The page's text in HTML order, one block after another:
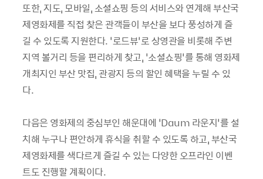
또한, 지도, 모바일, 소셜쇼핑 등의 서비스와 연계해 부산국
제영화제를 직접 찾은 관객들이 부산을 보다 풍성하게 즐
길 수 있도록 지원한다. ‘로드뷰’로 상영관을 비롯해 주변
지역 볼거리 등을 편리하게 찾고, ‘소셜쇼핑’를 통해 영화제
개최지인 부산 맛집, 관광지 등의 할인 혜택을 누릴 수 있
다.
다음은 영화제의 중심부인 해운대에 ‘Daum 라운지’를 설
치해 누구나 편안하게 휴식을 취할 수 있도록 하고, 부산국
제영화제를 색다르게 즐길 수 있는 다양한 오프라인 이벤
트도 진행할 계획이다.